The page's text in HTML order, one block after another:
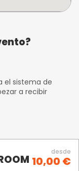
el sistema de
a recibir
desde
10,00 €